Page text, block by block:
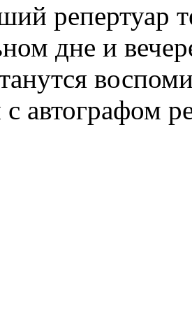
репертуар
дне и
автографом